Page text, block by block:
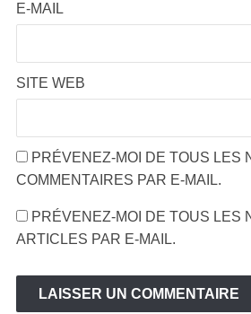
E-MAIL
SITE WEB
PRÉVENEZ-MOI DE TOUS LES
COMMENTAIRES PAR E-MAIL.
PRÉVENEZ-MOI DE TOUS LES
ARTICLES PAR E-MAIL.